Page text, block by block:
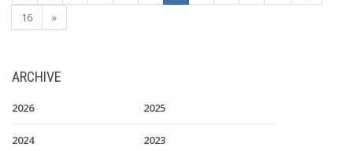
16
»
ARCHIVE
2026 2025
2024 2023